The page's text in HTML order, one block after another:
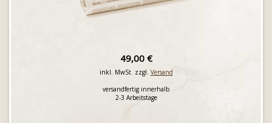
49,00 €
inkl. MwSt. zzgl. Versand
versandfertig innerhalb
2-3 Arbeitstage